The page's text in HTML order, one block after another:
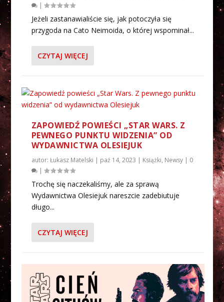
|
Jeżeli zastanawialiście się, jak potoczyła się
przygoda na Cato Neimoida, o której wspominał...
CZYTAJ WIĘCEJ
ZAPOWIEDŹ POWIEŚCI „STAR WARS. Z
PEWNEGO PUNKTU WIDZENIA” OD
WYDAWNICTWA OLESIEJUK
autor: Łukasz Matelski | paź 14, 2023 | Książki, Newsy| 0
|
Trochę się naczekaliśmy, ale za sprawą
Wydawnictwa Olesiejuk nareszcie zadebiutuje
długo...
CZYTAJ WIĘCEJ